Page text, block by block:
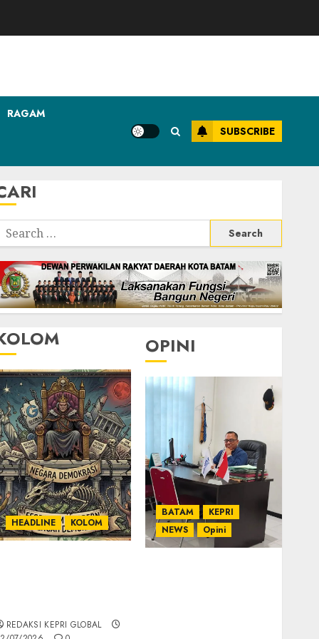
RAGAM
SUBSCRIBE
Search
HEADLINE KOLOM
REDAKSI KEPRI GLOBAL
OPINI
BATAM
KEPRI
NEWS
Opini